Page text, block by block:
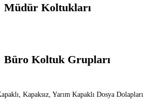
Müdür Koltukları
Büro Koltuk Grupları
Kapaksız, Yarım Kapaklı Dosya Dolapları